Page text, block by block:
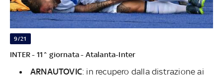
9/21
INTER - 11^ giornata - Atalanta-Inter
ARNAUTOVIC: in recupero dalla distrazione ai